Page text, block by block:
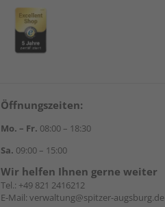
Öffnungszeiten:
Mo. – Fr. 08:00 – 18:30
Sa. 09:00 – 15:00
Wir helfen Ihnen gerne weiter
Tel.: +49 821 2416212
E-Mail: verwaltung@spitzer-augsburg.de